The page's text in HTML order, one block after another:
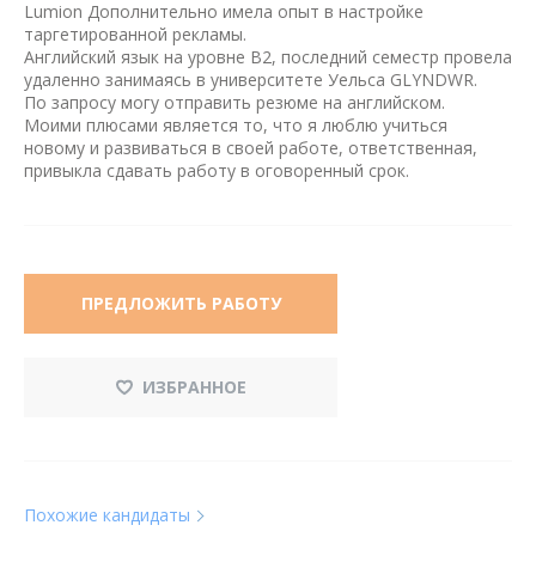
Lumion Дополнительно имела опыт в настройке
таргетированной рекламы.
Английский язык на уровне B2, последний семестр провела
удаленно занимаясь в университете Уельса GLYNDWR.
По запросу могу отправить резюме на английском.
Моими плюсами является то, что я люблю учиться
новому и развиваться в своей работе, ответственная,
привыкла сдавать работу в оговоренный срок.
ПРЕДЛОЖИТЬ РАБОТУ
ИЗБРАННОЕ
Похожие кандидаты